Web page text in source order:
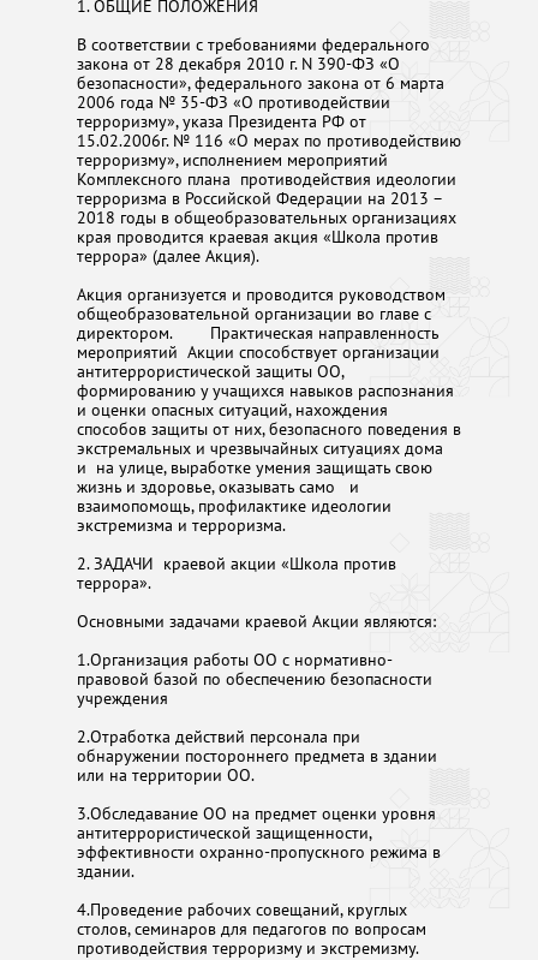
1. ОБЩИЕ ПОЛОЖЕНИЯ
В соответствии с требованиями федерального
закона от 28 декабря 2010 г. N 390-ФЗ «О
безопасности», федерального закона от 6 марта
2006 года № 35-ФЗ «О противодействии
терроризму», указа Президента РФ от
15.02.2006г. № 116 «О мерах по противодействию
терроризму», исполнением мероприятий
Комплексного плана противодействия идеологии
терроризма в Российской Федерации на 2013 –
2018 годы в общеобразовательных организациях
края проводится краевая акция «Школа против
террора» (далее Акция).
Акция организуется и проводится руководством
общеобразовательной организации во главе с
директором. Практическая направленность
мероприятий Акции способствует организации
антитеррористической защиты ОО,
формированию у учащихся навыков распознания
и оценки опасных ситуаций, нахождения
способов защиты от них, безопасного поведения в
экстремальных и чрезвычайных ситуациях дома
и на улице, выработке умения защищать свою
жизнь и здоровье, оказывать само и
взаимопомощь, профилактике идеологии
экстремизма и терроризма.
2. ЗАДАЧИ краевой акции «Школа против
террора».
Основными задачами краевой Акции являются:
1.Организация работы ОО с нормативно-
правовой базой по обеспечению безопасности
учреждения
2.Отработка действий персонала при
обнаружении постороннего предмета в здании
или на территории ОО.
3.Обследавание ОО на предмет оценки уровня
антитеррористической защищенности,
эффективности охранно-пропускного режима в
здании.
4.Проведение рабочих совещаний, круглых
столов, семинаров для педагогов по вопросам
противодействия терроризму и экстремизму.